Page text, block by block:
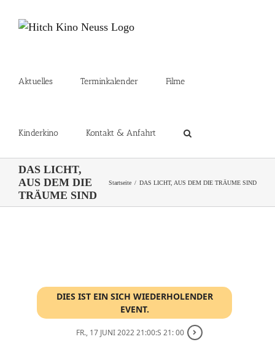
Inhalt
Aktuelles Terminkalender Filme
Kinderkino Kontakt & Anfahrt
DAS LICHT,
AUS DEM DIE
TRÄUME SIND
Startseite DAS LICHT, AUS DEM DIE TRÄUME SIND
DIES IST EIN SICH WIEDERHOLENDER
EVENT.
FR., 17 JUNI 2022 21:00:S 21: 00